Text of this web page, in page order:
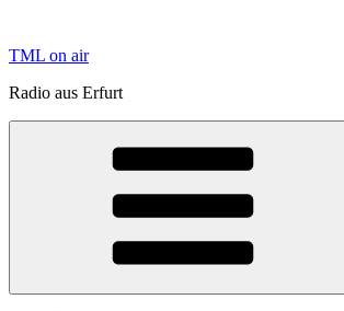
springen
TML on air
Radio aus Erfurt